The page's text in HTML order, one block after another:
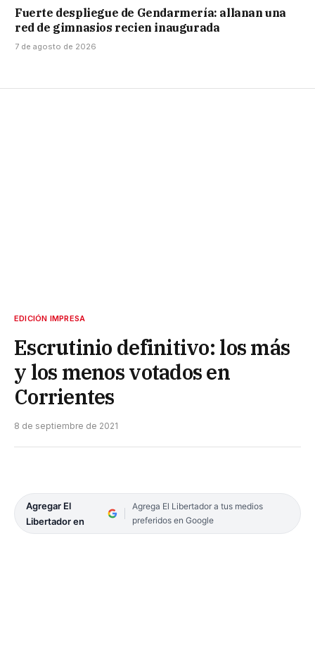
Fuerte despliegue de Gendarmería: allanan una
red de gimnasios recien inaugurada
7 de agosto de 2026
EDICIÓN IMPRESA
Escrutinio definitivo: los más
y los menos votados en
Corrientes
8 de septiembre de 2021
Agregar El
Libertador en
Agrega El Libertador a tus medios
preferidos en Google